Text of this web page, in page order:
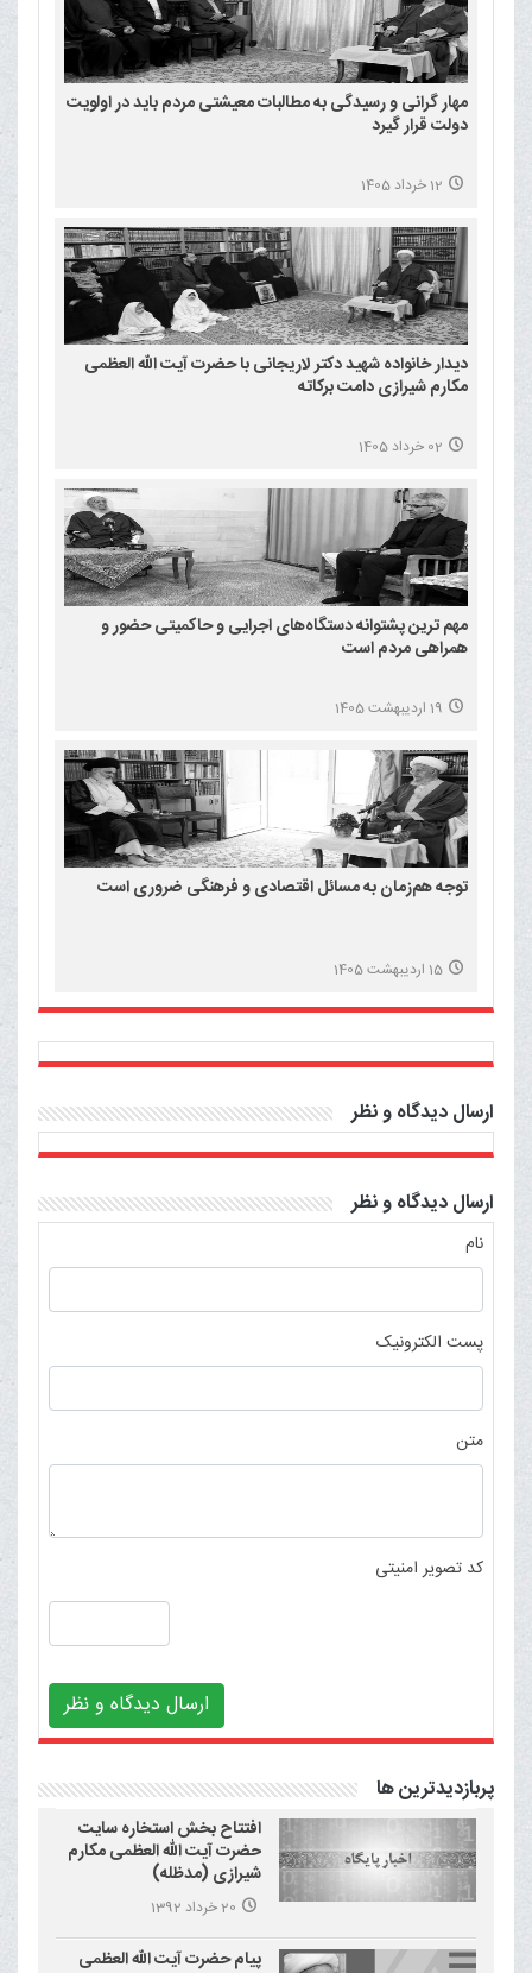
مهار گرانی و رسیدگی به مطالبات معیشتی مردم باید در اولویت
دولت قرار گیرد
12 خرداد 1405
دیدار خانواده شهید دکتر لاریجانی با حضرت آیت الله العظمی
مکارم شیرازی دامت برکاته
02 خرداد 1405
مهم ترین پشتوانه دستگاه‌های اجرایی و حاکمیتی حضور و
همراهی مردم است
19 اردیبهشت 1405
توجه هم‌زمان به مسائل اقتصادی و فرهنگی ضروری است
15 اردیبهشت 1405
ارسال دیدگاه و نظر
ارسال دیدگاه و نظر
نام
پست الکترونیک
متن
کد تصویر امنیتی
ارسال دیدگاه و نظر
پربازدیدترین ها
افتتاح بخش استخاره سایت
حضرت آیت الله العظمی مکارم
شیرازی (مدظله)
20 خرداد 1392
پیام حضرت آیت الله العظمی